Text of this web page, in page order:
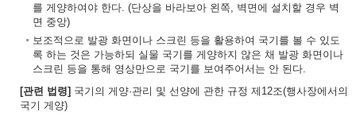
를 게양하여야 한다. (단상을 바라보아 왼쪽, 벽면에 설치할 경우 벽
면 중앙)
보조적으로 발광 화면이나 스크린 등을 활용하여 국기를 볼 수 있도
록 하는 것은 가능하되 실물 국기를 게양하지 않은 채 발광 화면이나
스크린 등을 통해 영상만으로 국기를 보여주어서는 안 된다.
[관련 법령] 국기의 게양·관리 및 선양에 관한 규정 제12조(행사장에서의
국기 게양)